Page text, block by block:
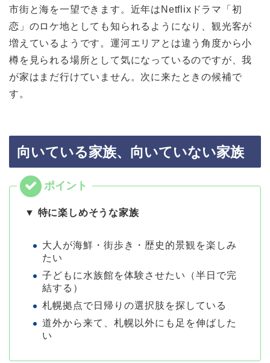
市街と海を一望できます。近年はNetflixドラマ「初
恋」のロケ地としても知られるようになり、観光客が
増えているようです。運河エリアとは違う角度から小
樽を見られる場所として気になっているのですが、我
が家はまだ行けていません。次に来たときの候補で
す。
向いている家族、向いていない家族
▼ 特に楽しめそうな家族
大人が海鮮・街歩き・歴史的景観を楽しみ
たい
子どもに水族館を体験させたい（半日で完
結する）
札幌拠点で日帰りの選択肢を探している
道外から来て、札幌以外にも足を伸ばした
い